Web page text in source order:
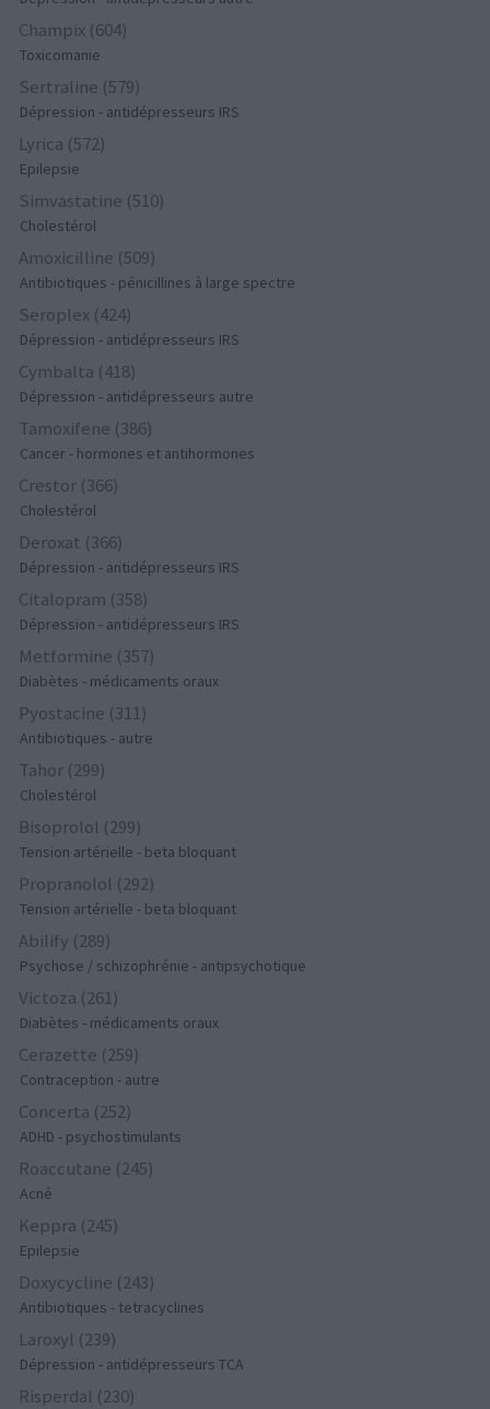
Champix (604)
Toxicomanie
Sertraline (579)
Dépression - antidépresseurs IRS
Lyrica (572)
Epilepsie
Simvastatine (510)
Cholestérol
Amoxicilline (509)
Antibiotiques - pénicillines à large spectre
Seroplex (424)
Dépression - antidépresseurs IRS
Cymbalta (418)
Dépression - antidépresseurs autre
Tamoxifene (386)
Cancer - hormones et antihormones
Crestor (366)
Cholestérol
Deroxat (366)
Dépression - antidépresseurs IRS
Citalopram (358)
Dépression - antidépresseurs IRS
Metformine (357)
Diabètes - médicaments oraux
Pyostacine (311)
Antibiotiques - autre
Tahor (299)
Cholestérol
Bisoprolol (299)
Tension artérielle - beta bloquant
Propranolol (292)
Tension artérielle - beta bloquant
Abilify (289)
Psychose / schizophrénie - antipsychotique
Victoza (261)
Diabètes - médicaments oraux
Cerazette (259)
Contraception - autre
Concerta (252)
ADHD - psychostimulants
Roaccutane (245)
Acné
Keppra (245)
Epilepsie
Doxycycline (243)
Antibiotiques - tetracyclines
Laroxyl (239)
Dépression - antidépresseurs TCA
Risperdal (230)